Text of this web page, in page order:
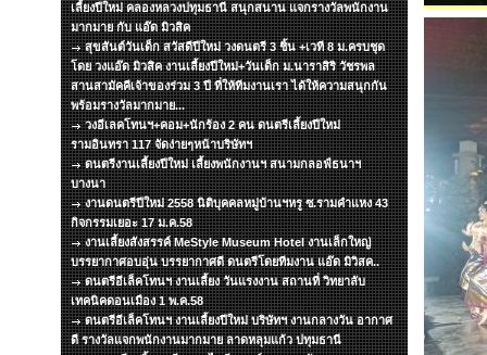
เลี้ยงปีใหม่ คลองหลวงปทุมธานี สนุกสนาน แจกรางวัลพนักงาน
มากมาย กับ แอ๊ด มิวสิค
สุขสันต์วันเด็ก สวัสดีปีใหม่ วงดนตรี 3 ชิ้น +เวที 8 ม.ครบชุด
โดย วงแอ๊ด มิวสิค งานเลี้ยงปีใหม่+วันเด็ก ม.นาราสิริ วัชรพล
สานสามัคคีเจ้าของร่วม 3 ปี ที่ให้ทีมงานเรา ได้ให้ความสนุกกัน
พร้อมรางวัลมากมาย...
วงอีเลคโทนฯ+คอม+นักร้อง 2 คน ดนตรีเลี้ยงปีใหม่
รามอินทรา 117 จัดง่ายๆหน้าบริษัทฯ
ดนตรีงานเลี้ยงปีใหม่ เลี้ยงพนักงานฯ สนามกลอฟ์ธนาฯ
บางนา
งานดนตรีปีใหม่ 2558 นิติบุคคลหมู่บ้านฯหรู ซ.รามคำแหง 43
กิจกรรมเยอะ 17 ม.ค.58
งานเลี้ยงสังสรรค์ MeStyle Museum Hotel งานเล็กใหญ่
บรรยากาศอบอุ่น บรรยากาศดี ดนตรีโดยทีมงาน แอ๊ด มิวิสค..
ดนตรีอีเล็คโทนฯ งานเลี้ยง วันแรงงาน สถานที่ วิทยาลับ
เทคนิคดอนเมือง 1 พ.ค.58
ดนตรีอีเล็คโทนฯ งานเลี้ยงปีใหม่ บริษัทฯ งานกลางวัน อากาศ
ดี รางวัลแจกพนักงานมากมาย ลาดหลุมแก้ว ปทุมธานี